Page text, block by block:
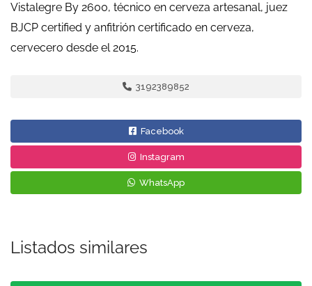
Vistalegre By 2600, técnico en cerveza artesanal, juez
BJCP certified y anfitrión certificado en cerveza,
cervecero desde el 2015.
3192389852
Facebook
Instagram
WhatsApp
Listados similares